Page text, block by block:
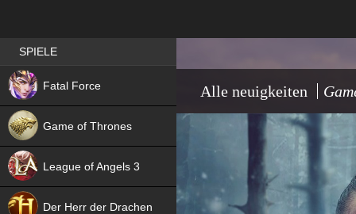
Alle neuigkeiten
Best RPG games in Germany
SPIELE
Fatal Force
NEW
Game of Thrones
League of Angels 3
Der Herr der Drachen